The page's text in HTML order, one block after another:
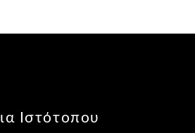
Ιστότοπου